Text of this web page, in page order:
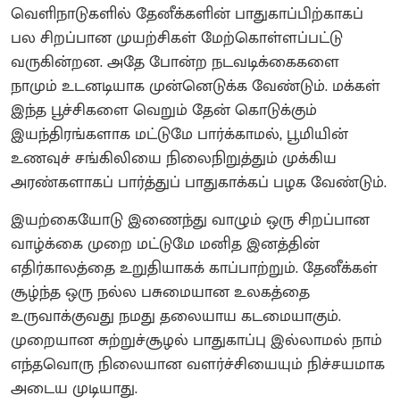
வெளிநாடுகளில் தேனீக்களின் பாதுகாப்பிற்காகப்
பல சிறப்பான முயற்சிகள் மேற்கொள்ளப்பட்டு
வருகின்றன. அதே போன்ற நடவடிக்கைகளை
நாமும் உடனடியாக முன்னெடுக்க வேண்டும். மக்கள்
இந்த பூச்சிகளை வெறும் தேன் கொடுக்கும்
இயந்திரங்களாக மட்டுமே பார்க்காமல், பூமியின்
உணவுச் சங்கிலியை நிலைநிறுத்தும் முக்கிய
அரண்களாகப் பார்த்துப் பாதுகாக்கப் பழக வேண்டும்.
இயற்கையோடு இணைந்து வாழும் ஒரு சிறப்பான
வாழ்க்கை முறை மட்டுமே மனித இனத்தின்
எதிர்காலத்தை உறுதியாகக் காப்பாற்றும். தேனீக்கள்
சூழ்ந்த ஒரு நல்ல பசுமையான உலகத்தை
உருவாக்குவது நமது தலையாய கடமையாகும்.
முறையான சுற்றுச்சூழல் பாதுகாப்பு இல்லாமல் நாம்
எந்தவொரு நிலையான வளர்ச்சியையும் நிச்சயமாக
அடைய முடியாது.